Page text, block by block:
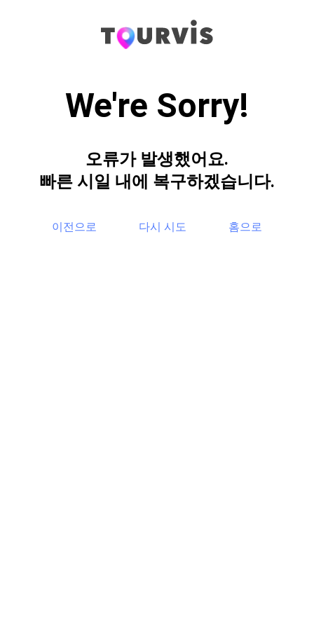
We're Sorry!
오류가 발생했어요.
빠른 시일 내에 복구하겠습니다.
이전으로 다시 시도 홈으로